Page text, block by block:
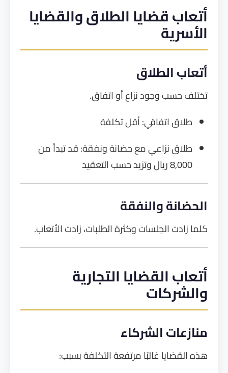
أتعاب قضايا الطلاق والقضايا
الأسرية
أتعاب الطلاق
تختلف حسب وجود نزاع أو اتفاق.
طلاق اتفاقي: أقل تكلفة
طلاق نزاعي مع حضانة ونفقة: قد تبدأ من
8,000 ريال وتزيد حسب التعقيد
الحضانة والنفقة
كلما زادت الجلسات وكثرة الطلبات، زادت الأتعاب.
أتعاب القضايا التجارية
والشركات
منازعات الشركاء
هذه القضايا غالبًا مرتفعة التكلفة بسبب: